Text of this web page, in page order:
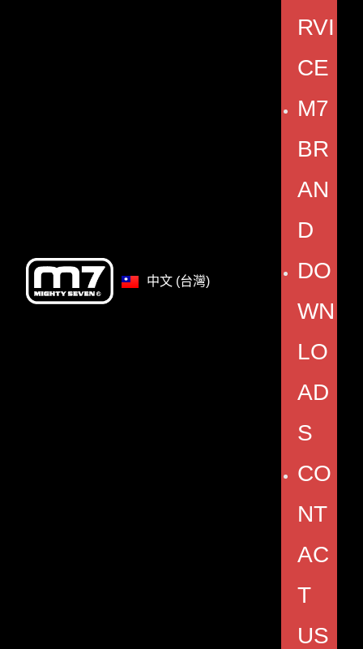
中文 (台灣)
RVI
CE
M7
BR
AN
D
DO
WN
LO
AD
S
CO
NT
AC
T
US